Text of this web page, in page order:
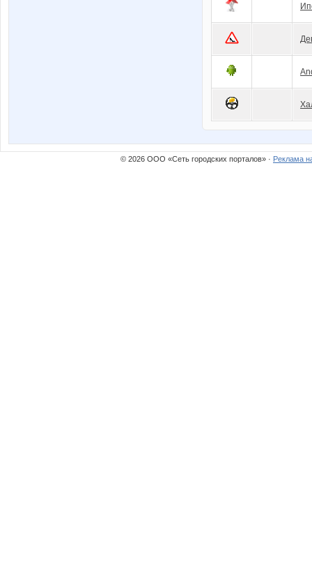
© 2026 ООО «Сеть городских порталов» · Реклама